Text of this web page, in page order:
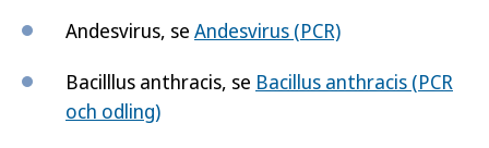
Andesvirus, se Andesvirus (PCR)
Bacilllus anthracis, se Bacillus anthracis (PCR
och odling)